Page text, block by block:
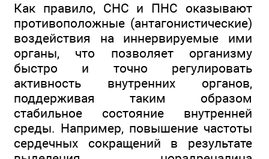
Как правило, СНС и ПНС оказывают
противоположные (антагонистические)
воздействия на иннервируемые ими
органы, что позволяет организму
быстро и точно регулировать
активность внутренних органов,
поддерживая таким образом
стабильное состояние внутренней
среды. Например, повышение частоты
сердечных сокращений в результате